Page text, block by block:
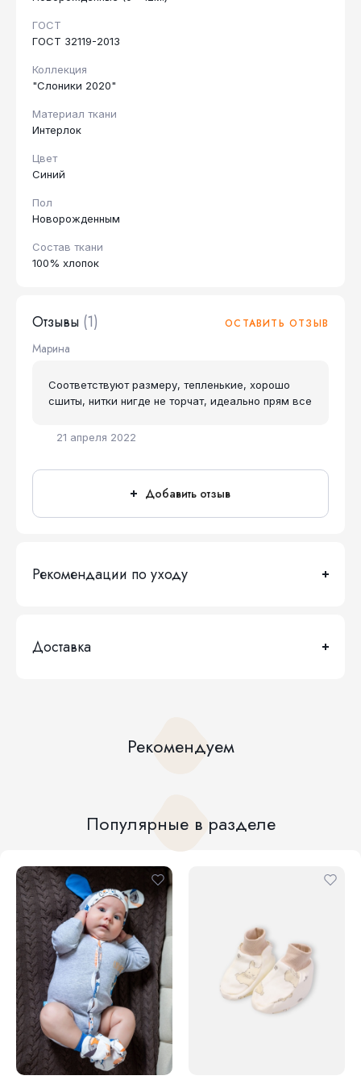
ГОСТ
ГОСТ 32119-2013
Коллекция
"Слоники 2020"
Материал ткани
Интерлок
Цвет
Синий
Пол
Новорожденным
Состав ткани
100% хлопок
Отзывы (1) ОСТАВИТЬ ОТЗЫВ
Марина
21 апреля 2022
Соответствуют размеру, тепленькие, хорошо
сшиты, нитки нигде не торчат, идеально прям все
Добавить отзыв
Рекомендации по уходу
Доставка
Рекомендуем
Популярные в разделе